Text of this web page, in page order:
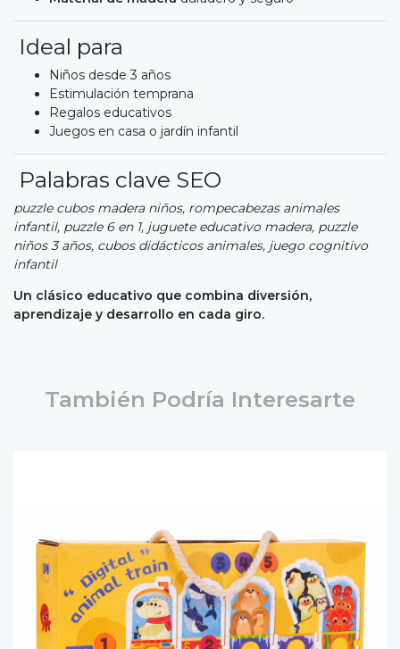
Ideal para
Niños desde 3 años
Estimulación temprana
Regalos educativos
Juegos en casa o jardín infantil
Palabras clave SEO
puzzle cubos madera niños, rompecabezas animales
infantil, puzzle 6 en 1, juguete educativo madera, puzzle
niños 3 años, cubos didácticos animales, juego cognitivo
infantil
Un clásico educativo que combina diversión,
aprendizaje y desarrollo en cada giro.
También Podría Interesarte